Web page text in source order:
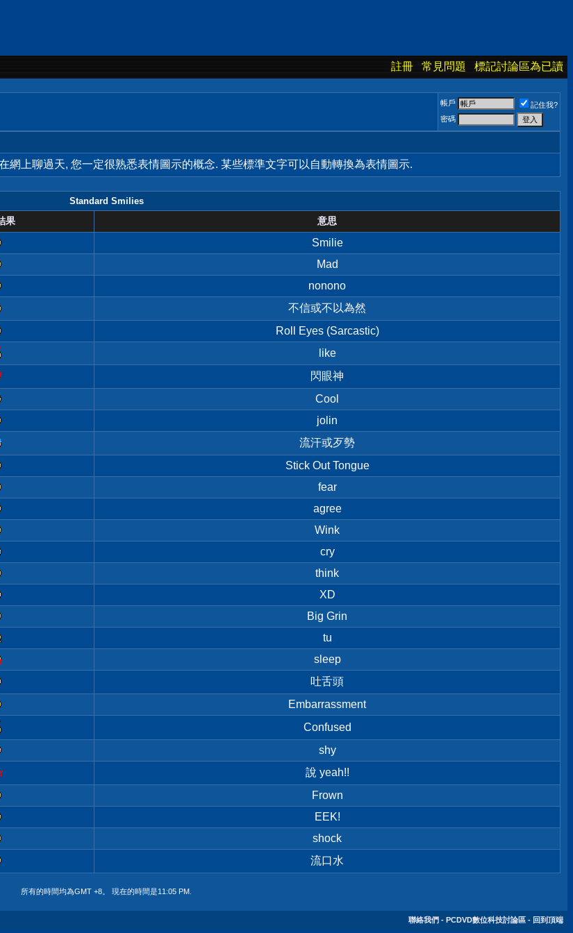
註冊 常見問題 標記討論區為已讀
帳戶
記住我?
密碼
上聊過天, 您一定很熟悉表情圖示的概念. 某些標準文字可以自動轉換為表情圖示.
Standard Smilies
果 意思
Smilie
Mad
nonono
不信或不以為然
Roll Eyes (Sarcastic)
like
閃眼神
Cool
jolin
流汗或歹勢
Stick Out Tongue
fear
agree
Wink
cry
think
XD
Big Grin
tu
sleep
吐舌頭
Embarrassment
Confused
shy
說 yeah!!
Frown
EEK!
shock
流口水
所有的時間均為GMT +8。 現在的時間是11:05 PM
聯絡我們 - PCDVD數位科技討論區 - 回到頂端